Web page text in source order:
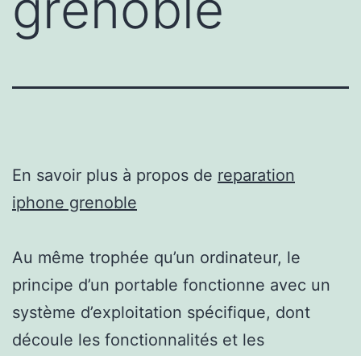
En savoir plus à propos de reparation
iphone grenoble
Au même trophée qu’un ordinateur, le
principe d’un portable fonctionne avec un
système d’exploitation spécifique, dont
découle les fonctionnalités et les